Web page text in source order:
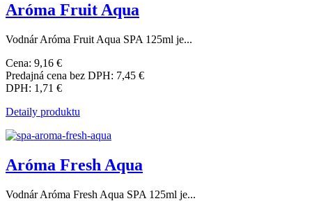
Aróma Fruit Aqua
Vodnár Aróma Fruit Aqua SPA 125ml je...
Cena: 9,16 €
Predajná cena bez DPH: 7,45 €
DPH: 1,71 €
Detaily produktu
Aróma Fresh Aqua
Vodnár Aróma Fresh Aqua SPA 125ml je...